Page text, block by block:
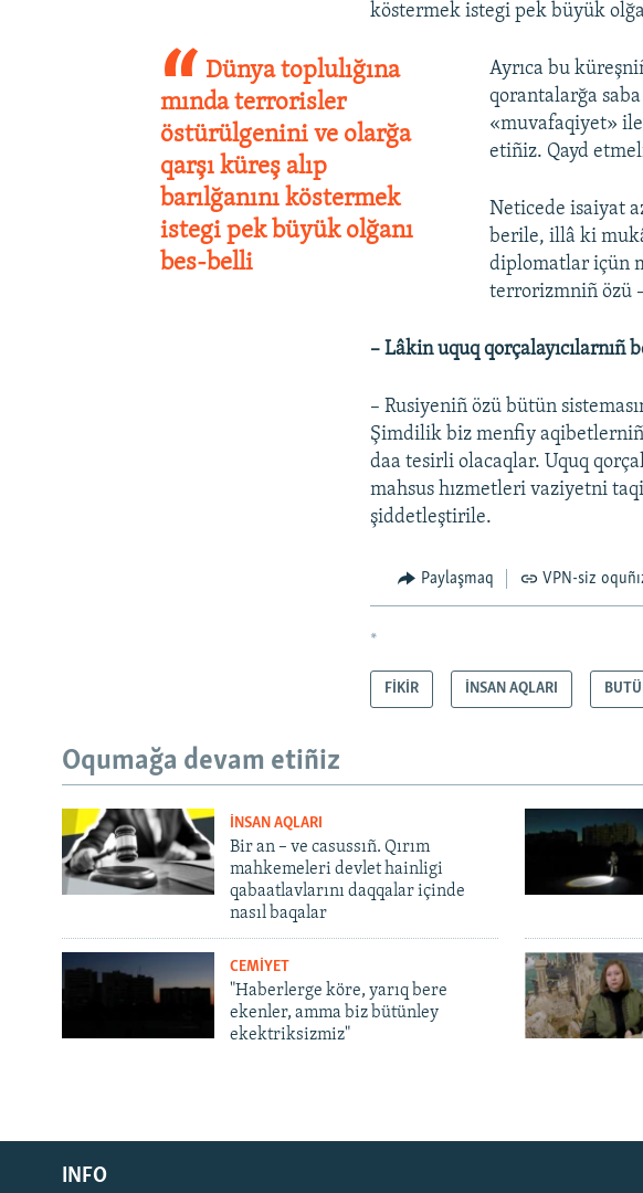
Русский
Українською
köstermek istegi pek büyük
Dünya toplulığına
mında terrorisler
östürülgenini ve olarğa
qarşı küreş alıp
barılğanını köstermek
istegi pek büyük olğanı
bes-belli
Ayrıca bu
qorantalarğa
«muvafaqiyet»
etiñiz. Qayd
Neticede isaiyat
berile, illâ ki
diplomatlar içün
terrorizmniñ özü
– Lâkin uquq
– Rusiyeniñ özü bütün
Şimdilik biz menfiy
daa tesirli olacaqlar. Uquq
mahsus hızmetleri vaziyetni
şiddetleştirile.
Paylaşmaq VPN-siz
*
FİKİR İNSAN AQLARI
Oqumağa devam etiñiz
İNSAN AQLARI
Bir an – ve casussıñ. Qırım
mahkemeleri devlet hainligi
qabaatlavlarını daqqalar içinde
nasıl baqalar
CEMİYET
"Haberlerge köre, yarıq bere
ekenler, amma biz bütünley
ekektriksizmiz"
INFO